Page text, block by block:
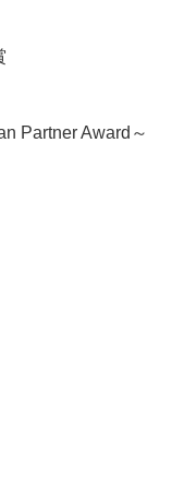
Partner Award～